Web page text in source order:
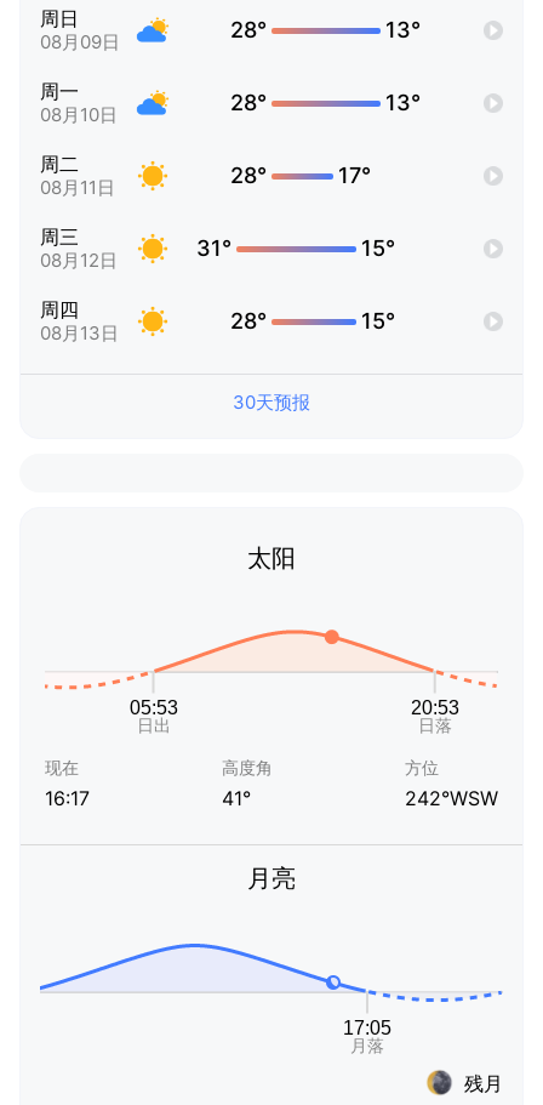
周日
08月09日 28° 13°
周一
08月10日 28° 13°
周二
08月11日 28° 17°
周三
08月12日 31° 15°
周四
08月13日 28° 15°
30天预报
太阳
现在
16:17
高度角
41°
方位
242°WSW
月亮
残月